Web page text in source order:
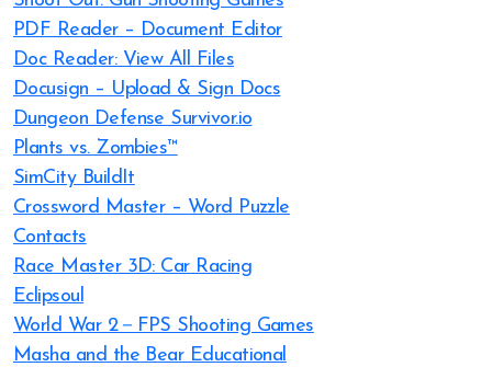
PDF Reader – Document Editor
Doc Reader: View All Files
Docusign – Upload & Sign Docs
Dungeon Defense Survivor.io
Plants vs. Zombies™
SimCity BuildIt
Crossword Master – Word Puzzle
Contacts
Race Master 3D: Car Racing
Eclipsoul
World War 2－FPS Shooting Games
Masha and the Bear Educational